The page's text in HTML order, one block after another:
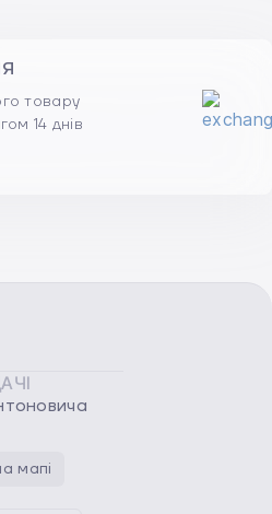
товару
14 днів
мапі